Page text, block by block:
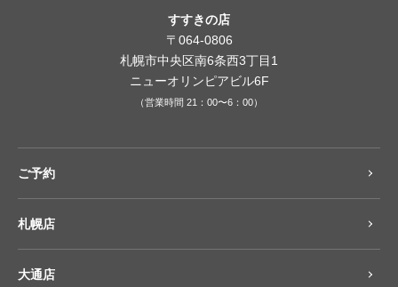
すすきの店
〒064-0806
札幌市中央区南6条西3丁目1
ニューオリンピアビル6F
（営業時間 21：00〜6：00）
ご予約
札幌店
大通店